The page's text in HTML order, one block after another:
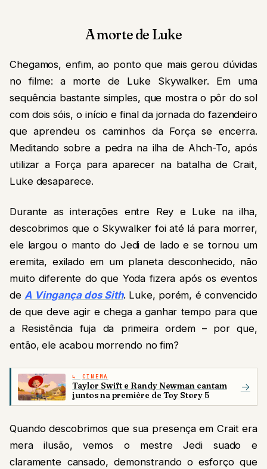
A morte de Luke
Chegamos, enfim, ao ponto que mais gerou dúvidas
no filme: a morte de Luke Skywalker. Em uma
sequência bastante simples, que mostra o pôr do sol
com dois sóis, o início e final da jornada do fazendeiro
que aprendeu os caminhos da Força se encerra.
Meditando sobre a pedra na ilha de Ahch-To, após
utilizar a Força para aparecer na batalha de Crait,
Luke desaparece.
Durante as interações entre Rey e Luke na ilha,
descobrimos que o Skywalker foi até lá para morrer,
ele largou o manto do Jedi de lado e se tornou um
eremita, exilado em um planeta desconhecido, não
muito diferente do que Yoda fizera após os eventos
de A Vingança dos Sith. Luke, porém, é convencido
de que deve agir e chega a ganhar tempo para que
a Resistência fuja da primeira ordem – por que,
então, ele acabou morrendo no fim?
CINEMA
Taylor Swift e Randy Newman cantam
juntos na première de Toy Story 5
→
Quando descobrimos que sua presença em Crait era
mera ilusão, vemos o mestre Jedi suado e
claramente cansado, demonstrando o esforço que